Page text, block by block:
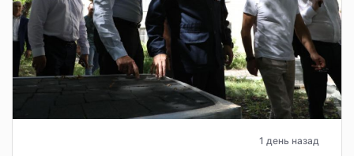
1 день назад